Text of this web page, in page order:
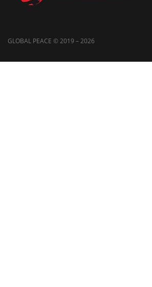
GLOBAL PEACE © 2019 – 2026